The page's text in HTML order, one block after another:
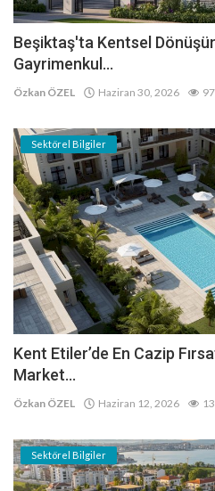
Beşiktaş'ta Kentsel
Gayrimenkul...
Özkan ÖZEL Haziran 30, 2026 97
Sektörel Bilgiler
Kent Etiler’de En Cazip
Market...
Özkan ÖZEL Haziran 12, 2026
Sektörel Bilgiler